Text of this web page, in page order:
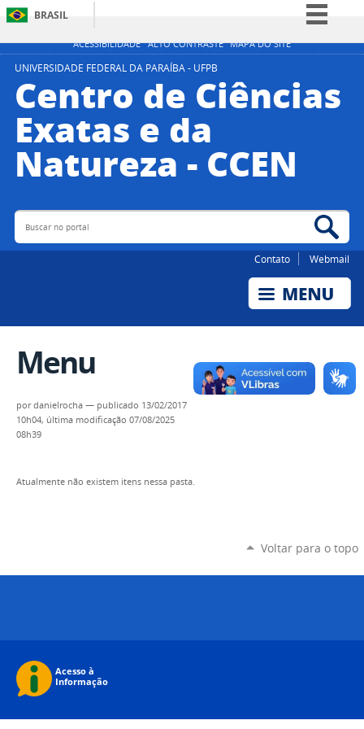
ACESSIBILIDADE ALTO CONTRASTE MAPA DO SITE
BRASIL
Simplifique!
Participe
Canais
UNIVERSIDADE FEDERAL DA PARAÍBA - UFPB
Centro de Ciências
Exatas e da
Natureza - CCEN
Buscar no portal
Contato Webmail
Menu
pordanielrocha — publicado 13/02/2017
10h04, última modificação 07/08/2025
08h39
Atualmente não existem itens nessa pasta.
Voltar para o topo